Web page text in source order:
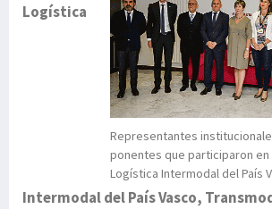
Representantes
ponentes que participaron en
Logística Intermodal del País
Logística
Intermodal del País Vasco,